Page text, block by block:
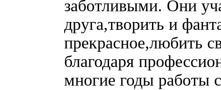
заботливыми. Они
друга,творить и
прекрасное,любить
благодаря
многие годы работы